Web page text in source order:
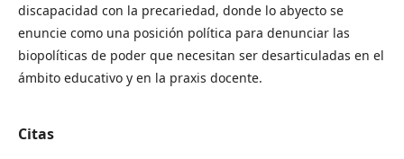
discapacidad con la precariedad, donde lo abyecto se
enuncie como una posición política para denunciar las
biopolíticas de poder que necesitan ser desarticuladas en el
ámbito educativo y en la praxis docente.
Citas